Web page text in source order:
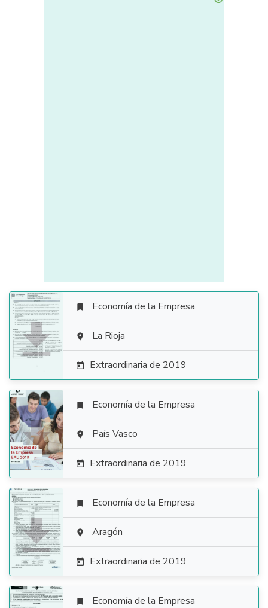

 Economía de la Empresa
 La Rioja
 Extraordinaria de 2019

 Economía de la Empresa
 País Vasco
 Extraordinaria de 2019

 Economía de la Empresa
 Aragón
 Extraordinaria de 2019
 Economía de la Empresa